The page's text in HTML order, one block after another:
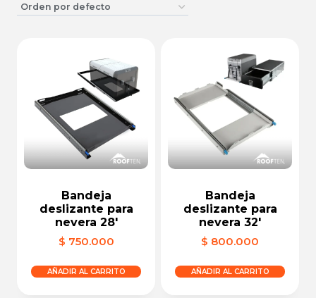
Bandeja
deslizante para
nevera 28′
$ 750.000
AÑADIR AL CARRITO
Bandeja
deslizante para
nevera 32′
$ 800.000
AÑADIR AL CARRITO